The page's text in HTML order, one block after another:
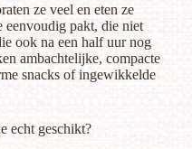
ze veel en eten ze
eenvoudig pakt, die niet
ook na een half uur nog
ambachtelijke, compacte
snacks of ingewikkelde
echt geschikt?